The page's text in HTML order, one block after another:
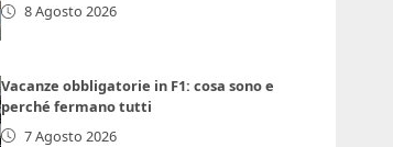
8 Agosto 2026
Vacanze obbligatorie in F1: cosa sono e
perché fermano tutti
7 Agosto 2026